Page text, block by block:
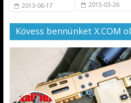
2013-06-17 2015-03-26
Kövess bennünket X.COM